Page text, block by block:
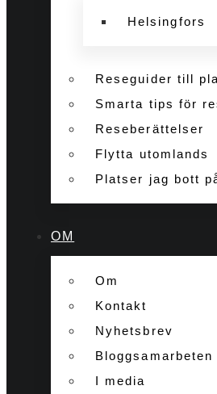
Helsingfors
Reseguider till
Smarta tips för
Reseberättelser
Flytta utomlands
Platser jag bott
OM
Om
Kontakt
Nyhetsbrev
Bloggsamarbeten
I media